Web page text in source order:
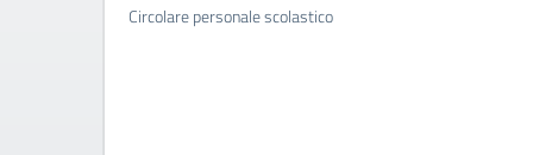
Circolare personale scolastico